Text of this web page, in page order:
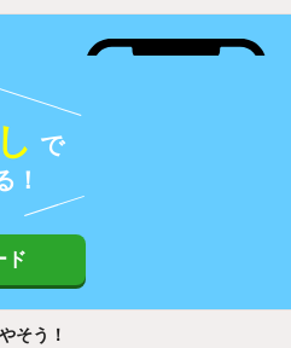
で
！
ド
そう！